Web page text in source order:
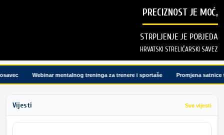
PRECIZNOST JE MOĆ,
STRPLJENJE JE POBJEDA
HRVATSKI STRELIČARSKI SAVEZ
Webinar mentalnog treninga za trenere i sportaše Promjena satnice
Vijesti Sve vijesti